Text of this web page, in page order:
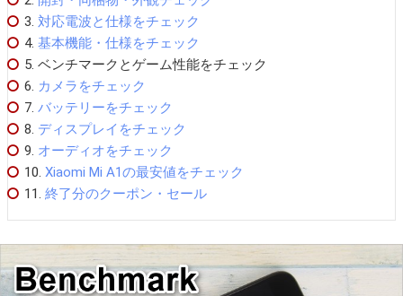
3. 対応電波と仕様をチェック
4. 基本機能・仕様をチェック
5. ベンチマークとゲーム性能をチェック
6. カメラをチェック
7. バッテリーをチェック
8. ディスプレイをチェック
9. オーディオをチェック
10. Xiaomi Mi A1の最安値をチェック
11. 終了分のクーポン・セール